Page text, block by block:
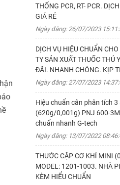
THỐNG PCR, RT- PCR.
GIÁ RẺ
Ngày đăng: 26/07/2023
DỊCH VỤ HIỆU CHUẨN CHO
TY SẢN XUẤT THUỐC THÚ
ĐÃI. NHANH CHÓNG. KỊP
Ngày đăng: 27/07/2023
Hiệu chuẩn cân phân tích 3
(620g/0,001g) PNJ 600-
chuẩn nhanh G-tech
Ngày đăng: 13/07/2022
THƯỚC CẶP CƠ KHÍ MINI
MODEL: 1201-1003. NHÀ
KÈM HIỂU CHUẨN